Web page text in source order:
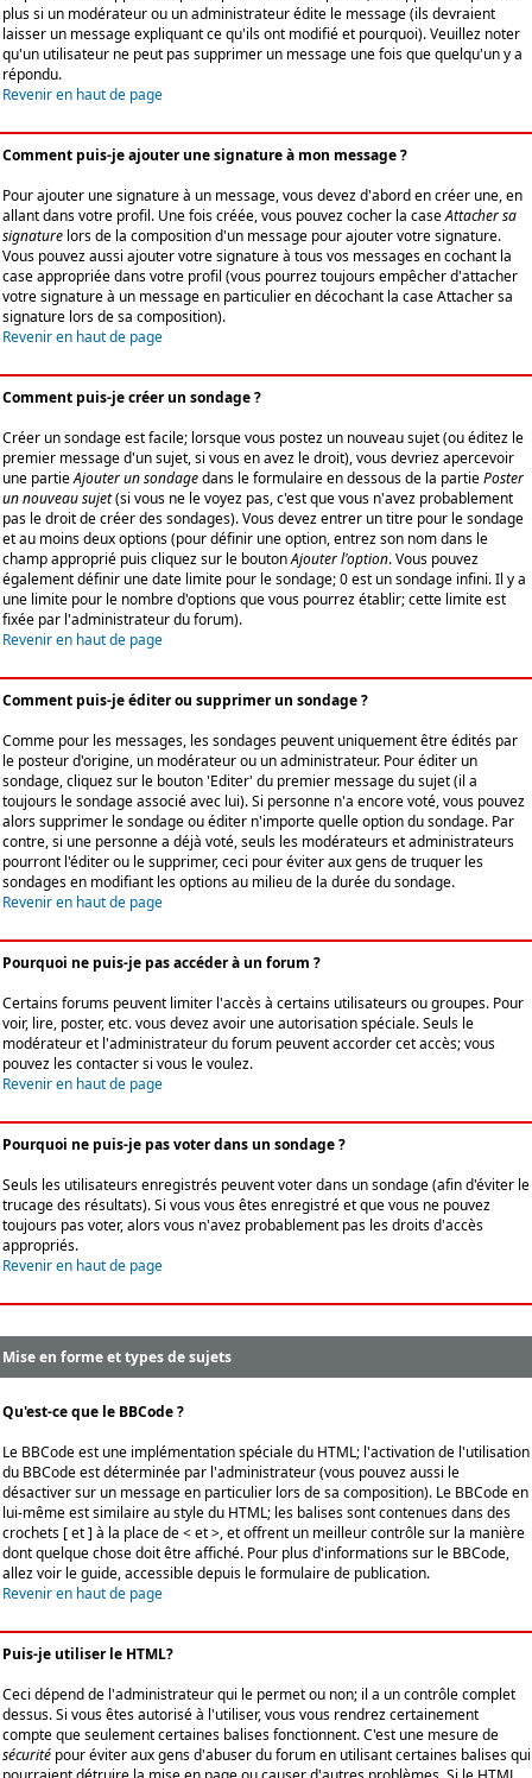
plus si un modérateur ou un administrateur édite le message (ils devraient
laisser un message expliquant ce qu'ils ont modifié et pourquoi). Veuillez noter
qu'un utilisateur ne peut pas supprimer un message une fois que quelqu'un y a
répondu.
Revenir en haut de page
Comment puis-je ajouter une signature à mon message ?
Pour ajouter une signature à un message, vous devez d'abord en créer une, en
allant dans votre profil. Une fois créée, vous pouvez cocher la caseAttacher sa
signature lors de la composition d'un message pour ajouter votre signature.
Vous pouvez aussi ajouter votre signature à tous vos messages en cochant la
case appropriée dans votre profil (vous pourrez toujours empêcher d'attacher
votre signature à un message en particulier en décochant la case Attacher sa
signature lors de sa composition).
Revenir en haut de page
Comment puis-je créer un sondage ?
Créer un sondage est facile; lorsque vous postez un nouveau sujet (ou éditez le
premier message d'un sujet, si vous en avez le droit), vous devriez apercevoir
une partieAjouter un sondagedans le formulaire en dessous de la partiePoster
un nouveau sujet(si vous ne le voyez pas, c'est que vous n'avez probablement
pas le droit de créer des sondages). Vous devez entrer un titre pour le sondage
et au moins deux options (pour définir une option, entrez son nom dans le
champ approprié puis cliquez sur le boutonAjouter l'option. Vous pouvez
également définir une date limite pour le sondage; 0 est un sondage infini. Il y a
une limite pour le nombre d'options que vous pourrez établir; cette limite est
fixée par l'administrateur du forum).
Revenir en haut de page
Comment puis-je éditer ou supprimer un sondage ?
Comme pour les messages, les sondages peuvent uniquement être édités par
le posteur d'origine, un modérateur ou un administrateur. Pour éditer un
sondage, cliquez sur le bouton 'Editer' du premier message du sujet (il a
toujours le sondage associé avec lui). Si personne n'a encore voté, vous pouvez
alors supprimer le sondage ou éditer n'importe quelle option du sondage. Par
contre, si une personne a déjà voté, seuls les modérateurs et administrateurs
pourront l'éditer ou le supprimer, ceci pour éviter aux gens de truquer les
sondages en modifiant les options au milieu de la durée du sondage.
Revenir en haut de page
Pourquoi ne puis-je pas accéder à un forum ?
Certains forums peuvent limiter l'accès à certains utilisateurs ou groupes. Pour
voir, lire, poster, etc. vous devez avoir une autorisation spéciale. Seuls le
modérateur et l'administrateur du forum peuvent accorder cet accès; vous
pouvez les contacter si vous le voulez.
Revenir en haut de page
Pourquoi ne puis-je pas voter dans un sondage ?
Seuls les utilisateurs enregistrés peuvent voter dans un sondage (afin d'éviter le
trucage des résultats). Si vous vous êtes enregistré et que vous ne pouvez
toujours pas voter, alors vous n'avez probablement pas les droits d'accès
appropriés.
Revenir en haut de page
Mise en forme et types de sujets
Qu'est-ce que le BBCode ?
Le BBCode est une implémentation spéciale du HTML; l'activation de l'utilisation
du BBCode est déterminée par l'administrateur (vous pouvez aussi le
désactiver sur un message en particulier lors de sa composition). Le BBCode en
lui-même est similaire au style du HTML; les balises sont contenues dans des
crochets [ et ] à la place de < et >, et offrent un meilleur contrôle sur la manière
dont quelque chose doit être affiché. Pour plus d'informations sur le BBCode,
allez voir le guide, accessible depuis le formulaire de publication.
Revenir en haut de page
Puis-je utiliser le HTML?
Ceci dépend de l'administrateur qui le permet ou non; il a un contrôle complet
dessus. Si vous êtes autorisé à l'utiliser, vous vous rendrez certainement
compte que seulement certaines balises fonctionnent. C'est une mesure de
sécurité pour éviter aux gens d'abuser du forum en utilisant certaines balises qui